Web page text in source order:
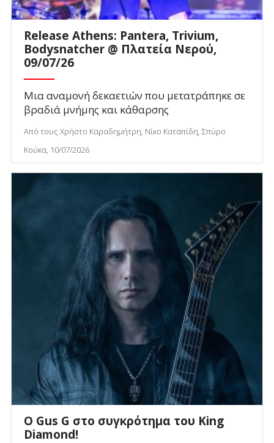
Release Athens: Pantera, Trivium,
Bodysnatcher @ Πλατεία Νερού,
09/07/26
Μια αναμονή δεκαετιών που μετατράπηκε σε
βραδιά μνήμης και κάθαρσης
Από τους Χρήστο Καραδημήτρη, Νίκο Καταπίδη, Σπύρο
Κούκα, 10/07/2026
O Gus G στο συγκρότημα του King
Diamond!